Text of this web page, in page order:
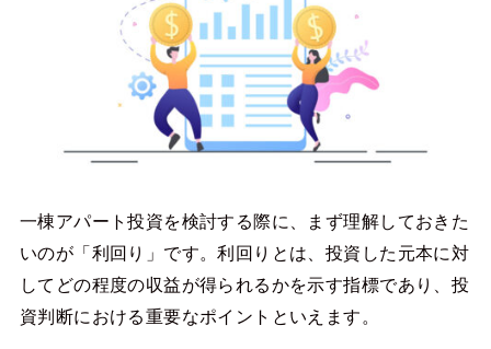
一棟アパート投資を検討する際に、まず理解しておきた
いのが「利回り」です。利回りとは、投資した元本に対
してどの程度の収益が得られるかを示す指標であり、投
資判断における重要なポイントといえます。